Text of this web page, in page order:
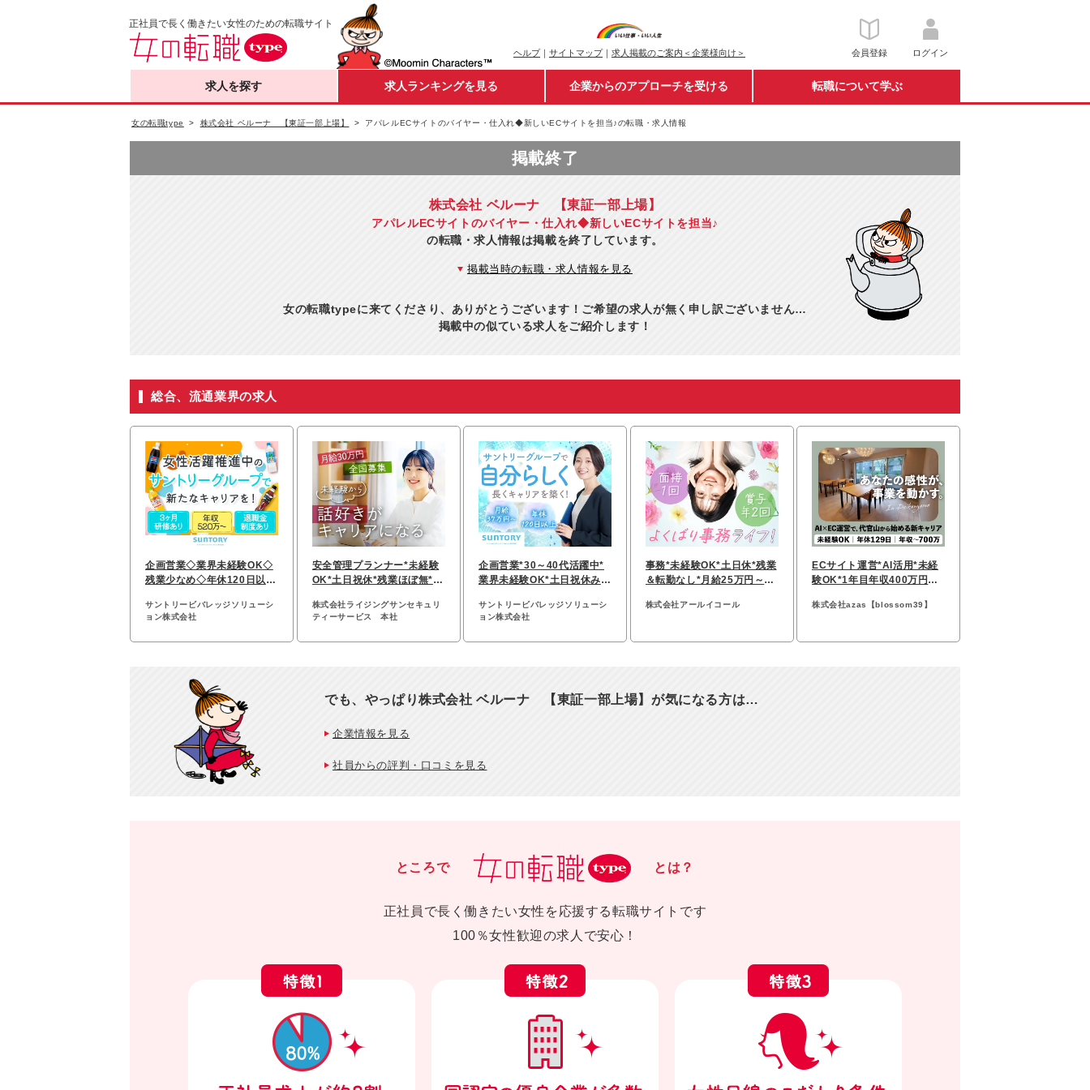
正社員で長く働きたい女性のための転職サイト
ヘルプ｜ サイトマップ｜ 求人掲載のご案内＜企業様向け＞ 会員登録 ログイン
求人を探す 求人ランキングを見る 企業からのアプローチを受ける 転職について学ぶ
女の転職type 株式会社 ベルーナ 【東証一部上場】 アパレルECサイトのバイヤー・仕入れ◆新しいECサイトを担当♪の転職・求人情報
掲載終了
株式会社 ベルーナ 【東証一部上場】
アパレルECサイトのバイヤー・仕入れ◆新しいECサイトを担当♪
の転職・求人情報は掲載を終了しています。
掲載当時の転職・求人情報を見る
女の転職typeに来てくださり、ありがとうございます！ご希望の求人が無く申し訳ございません…
掲載中の似ている求人をご紹介します！
総合、流通業界の求人
企画営業◇業界未経験OK◇
残業少なめ◇年休120日以上
サントリービバレッジソリューシ
ョン株式会社
安全管理プランナー*未経験
OK*土日祝休*残業ほぼ無*賞
株式会社ライジングサンセキュリ
ティーサービス 本社
企画営業*30～40代活躍中*
業界未経験OK*土日祝休み*
サントリービバレッジソリューシ
ョン株式会社
事務*未経験OK*土日休*残業
＆転勤なし*月給25万円～*
株式会社アールイコール
ECサイト運営*AI活用*未経
験OK*1年目年収400万円～*
株式会社azas【blossom39】
でも、やっぱり株式会社 ベルーナ 【東証一部上場】が気になる方は…
企業情報を見る
社員からの評判・口コミを見る
ところで とは？
正社員で長く働きたい女性を応援する転職サイトです
100％女性歓迎の求人で安心！